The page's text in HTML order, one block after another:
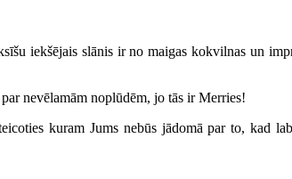
iekšējais slānis ir no maigas kokvilnas un
nevēlamām noplūdēm, jo tās ir Merries!
kuram Jums nebūs jādomā par to, kad